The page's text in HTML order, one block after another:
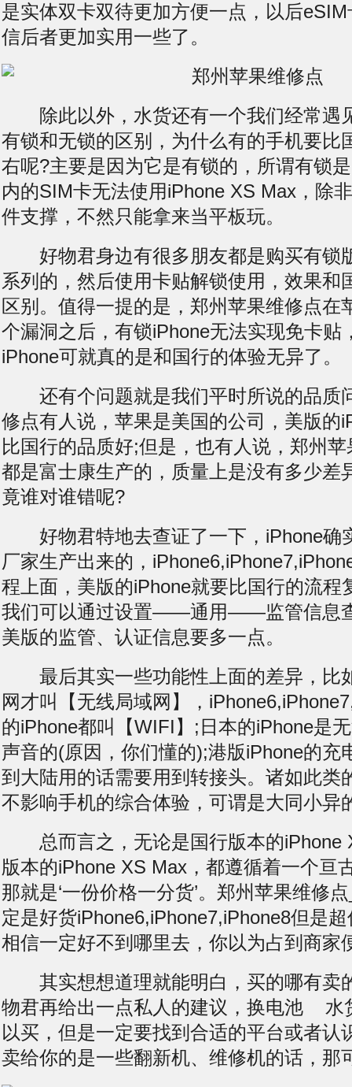
是实体双卡双待更加方便一点，以后
信后者更加实用一些了。
除此以外，水货还有一个我们经常遇
有锁和无锁的区别，为什么有的手机要比
右呢?主要是因为它是有锁的，所谓有锁
内的SIM卡无法使用iPhone XS Max，除
件支撑，不然只能拿来当平板玩。
好物君身边有很多朋友都是购买有锁
系列的，然后使用卡贴解锁使用，效果和
区别。值得一提的是，郑州苹果维修点在
个漏洞之后，有锁iPhone无法实现免卡贴
iPhone可就真的是和国行的体验无异了。
还有个问题就是我们平时所说的品质
修点有人说，苹果是美国的公司，美版的
比国行的品质好;但是，也有人说，郑州
都是富士康生产的，质量上是没有多少差
竟谁对谁错呢?
好物君特地去查证了一下，iPhone确
厂家生产出来的，
程上面，美版的iPhone就要比国行的流程
我们可以通过设置——通用——监管信息
美版的监管、认证信息要多一点。
最后其实一些功能性上面的差异，比
网才叫【无线局域网】，
的iPhone都叫【WIFI】;日本的iPhone是
声音的(原因，你们懂的);港版iPhone的充
到大陆用的话需要用到转接头。诸如此类
不影响手机的综合体验，可谓是大同小异
总而言之，无论是国行版本的iPhone
版本的iPhone XS Max，都遵循着一个亘
那就是‘一份价格一分货’。郑州苹果维修
定是好货iPhone6,iPhone7,iPhone8但是
相信一定好不到哪里去，你以为占到商家
其实想想道理就能明白，买的哪有卖
物君再给出一点私人的建议， 换电池 水
以买，但是一定要找到合适的平台或者认
卖给你的是一些翻新机、维修机的话，那